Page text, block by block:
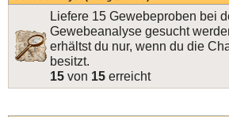
Liefere 15 Gewebeproben bei
Gewebeanalyse gesucht
erhältst du nur, wenn du die
besitzt.
15 von 15 erreicht